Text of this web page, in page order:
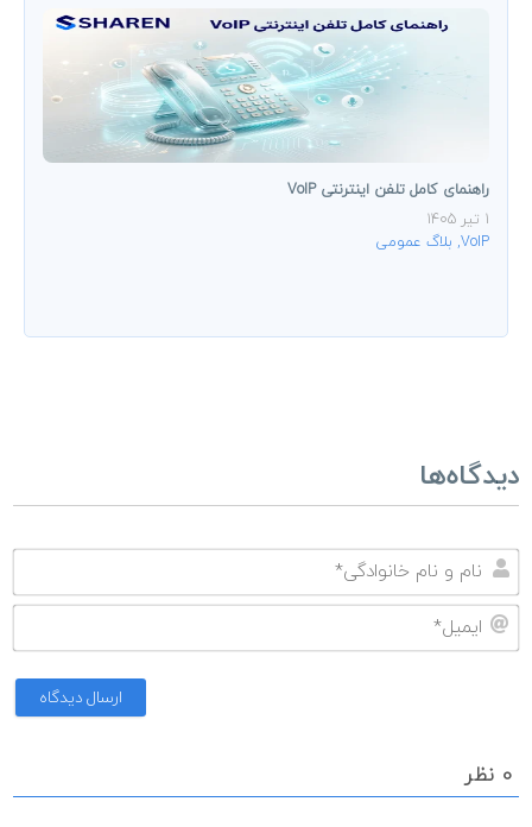
راهنمای کامل تلفن اینترنتی VoIP
1 تیر 1405
VoIP
, بلاگ عمومی
دیدگاه‌ها
و
0 نظر